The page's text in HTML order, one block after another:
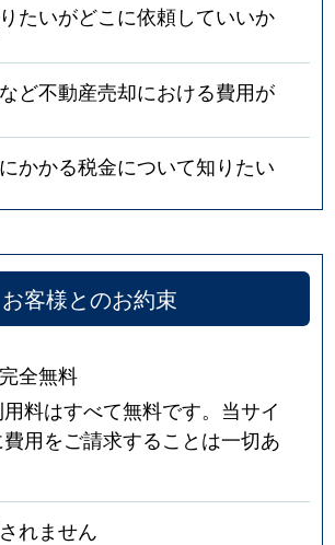
たいがどこに依頼していいか
ど不動産売却における費用が
かかる税金について知りたい
お客様とのお約束
全無料
料はすべて無料です。当サイ
費用をご請求することは一切あ
れません